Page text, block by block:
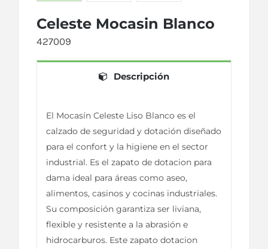
Celeste Mocasin Blanco
427009
Descripción
El Mocasín Celeste Liso Blanco es el
calzado de seguridad y dotación diseñado
para el confort y la higiene en el sector
industrial. Es el zapato de dotacion para
dama ideal para áreas como aseo,
alimentos, casinos y cocinas industriales.
Su composición garantiza ser liviana,
flexible y resistente a la abrasión e
hidrocarburos. Este zapato dotacion